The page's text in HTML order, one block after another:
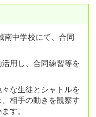
中学校にて、合同
用し、合同練習等を
な生徒とシャトルを
相手の動きを観察す
す。